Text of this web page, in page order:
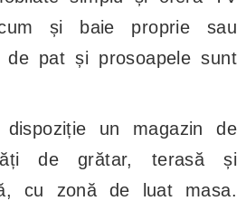
și baie proprie sau
de pat și prosoapele sunt
un magazin de
de grătar, terasă și
cu zonă de luat masa.